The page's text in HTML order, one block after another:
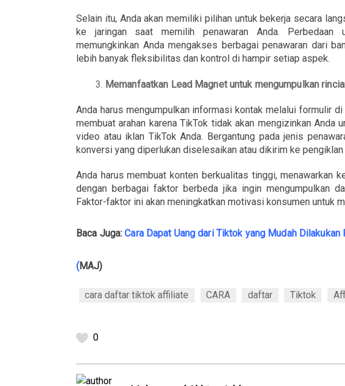
Selain itu, Anda akan memiliki pilihan untuk bekerja secara
ke jaringan saat memilih penawaran Anda. Perbedaan
memungkinkan Anda mengakses berbagai penawaran dari
lebih banyak fleksibilitas dan kontrol di hampir setiap aspek.
Memanfaatkan Lead Magnet untuk mengumpulkan
Anda harus mengumpulkan informasi kontak melalui formulir di
membuat arahan karena TikTok tidak akan mengizinkan Anda
video atau iklan TikTok Anda. Bergantung pada jenis
konversi yang diperlukan diselesaikan atau dikirim ke pengiklan
Anda harus membuat konten berkualitas tinggi, menawarkan
dengan berbagai faktor berbeda jika ingin mengumpulkan
Faktor-faktor ini akan meningkatkan motivasi konsumen untuk
Baca Juga:Cara Dapat Uang dari Tiktok yang Mudah Dilakukan
(MAJ)
cara daftar tiktok affiliate CARA daftar Tiktok
0